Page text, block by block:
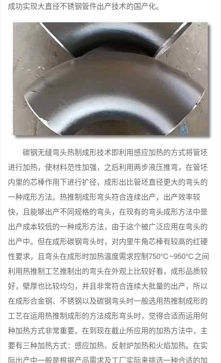
成功实现大直径不锈钢管件出产技术的国产化。
碳钢无缝弯头热制成形技术即利用感应加热的方式将管坯
进行加热，使材料范性加强，之后利用两步液压推弯，在管坯
内里的芯棒作用下进行扩径，成形出比管坯直径更大的弯头的
一种成形方法。热推制成形弯头符合连续出产，出产效率较
快，且能够出产不同规格的弯头，在现有的弯头成形方法中是
出产成本较低的一种成形方法，由于这个被广泛应用在弯头的
出产中。但在成形碳钢弯头时，对内里牛角芯棒有较高的红硬
性要求，且弯头在成形时加热温度需求控制750℃~950℃之间
利用热推制工艺推制出的弯头在外观上比较好看，成形品质较
好，壁厚也比较均匀，并且非常符合连续大批量的出产，所以
在成形合金钢、不锈钢以及碳钢弯头时一般选用热推制成形的
工艺在运用热推制成形的方法成形弯头时，觉得合适而运用何
种加热方式非常重要。在到现在截止所应用的加热方法中，主
要有三种加热方式：感应加热、反射炉加热和火焰加热。在实
际出产中一般是根据产品需求及工厂实际来挑选一种合适的加